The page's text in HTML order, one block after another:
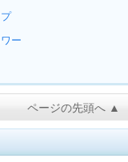
ー
ページの先頭へ ▲